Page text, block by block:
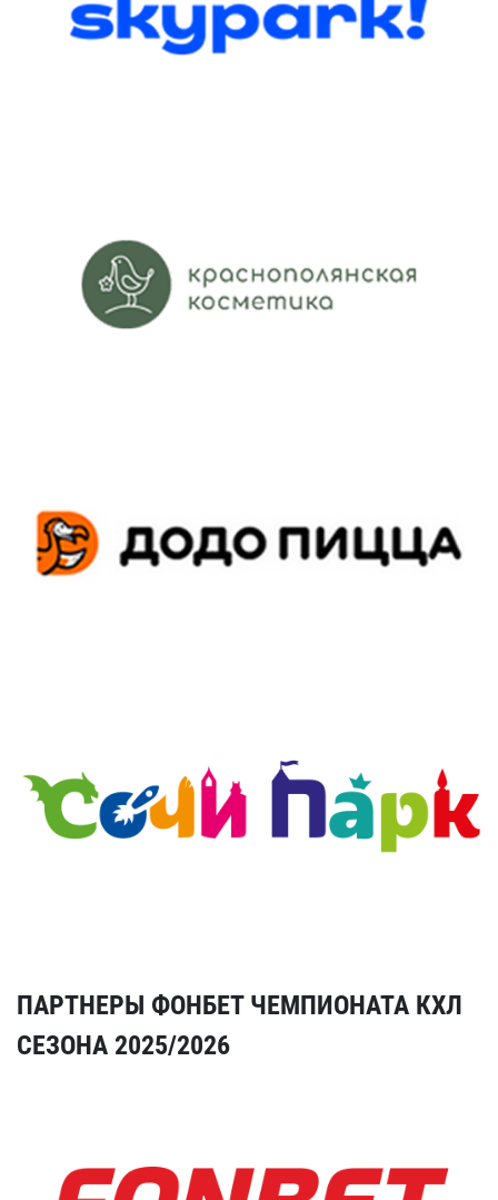
ПАРТНЕРЫ ФОНБЕТ ЧЕМПИОНАТА КХЛ
СЕЗОНА 2025/2026